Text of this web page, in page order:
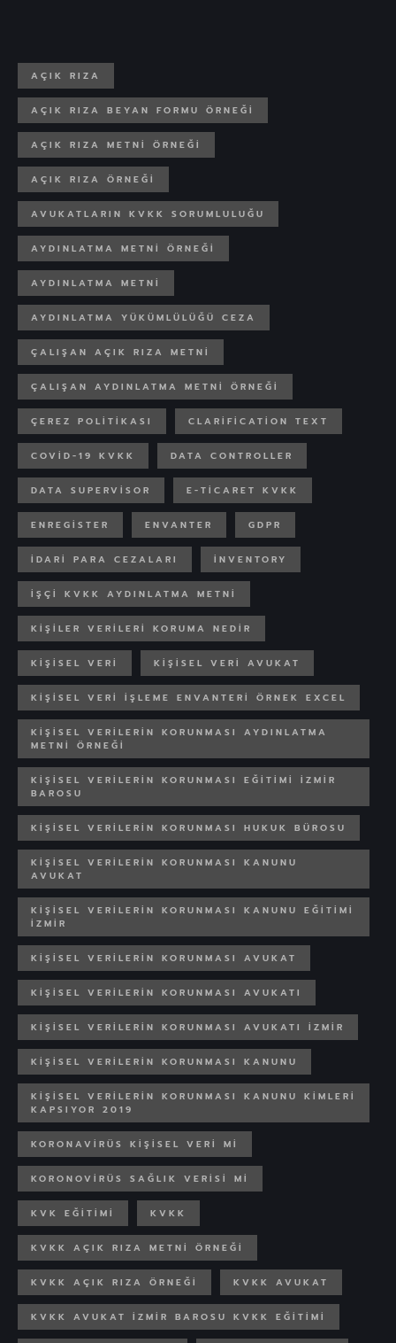
AÇIK RIZA
AÇIK RIZA BEYAN FORMU ÖRNEĞI
AÇIK RIZA METNI ÖRNEĞI
AÇIK RIZA ÖRNEĞI
AVUKATLARIN KVKK SORUMLULUĞU
AYDINLATMA METNI ÖRNEĞI
AYDINLATMA METNI
AYDINLATMA YÜKÜMLÜLÜĞÜ CEZA
ÇALIŞAN AÇIK RIZA METNI
ÇALIŞAN AYDINLATMA METNI ÖRNEĞI
ÇEREZ POLITIKASI CLARIFICATION TEXT
COVID-19 KVKK DATA CONTROLLER
DATA SUPERVISOR E-TICARET KVKK
ENREGISTER ENVANTER GDPR
IDARI PARA CEZALARI INVENTORY
İŞÇI KVKK AYDINLATMA METNI
KIŞILER VERILERI KORUMA NEDIR
KIŞISEL VERI KIŞISEL VERI AVUKAT
KIŞISEL VERI IŞLEME ENVANTERI ÖRNEK EXCEL
KIŞISEL VERILERIN KORUNMASI AYDINLATMA
METNI ÖRNEĞI
KIŞISEL VERILERIN KORUNMASI EĞITIMI İZMIR
BAROSU
KIŞISEL VERILERIN KORUNMASI HUKUK BÜROSU
KIŞISEL VERILERIN KORUNMASI KANUNU
AVUKAT
KIŞISEL VERILERIN KORUNMASI KANUNU EĞITIMI
İZMIR
KIŞISEL VERILERIN KORUNMASI AVUKAT
KIŞISEL VERILERIN KORUNMASI AVUKATI
KIŞISEL VERILERIN KORUNMASI AVUKATI IZMIR
KIŞISEL VERILERIN KORUNMASI KANUNU
KIŞISEL VERILERIN KORUNMASI KANUNU KIMLERI
KAPSIYOR 2019
KORONAVIRÜS KIŞISEL VERI MI
KORONOVIRÜS SAĞLIK VERISI MI
KVK EĞITIMI KVKK
KVKK AÇIK RIZA METNI ÖRNEĞI
KVKK AÇIK RIZA ÖRNEĞI KVKK AVUKAT
KVKK AVUKAT İZMIR BAROSU KVKK EĞITIMI